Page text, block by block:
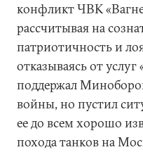
конфликт ЧВК
рассчитывая на
патриотичность и
отказываясь от
поддержал
войны, но пустил
ее до всем хорошо
похода танков на